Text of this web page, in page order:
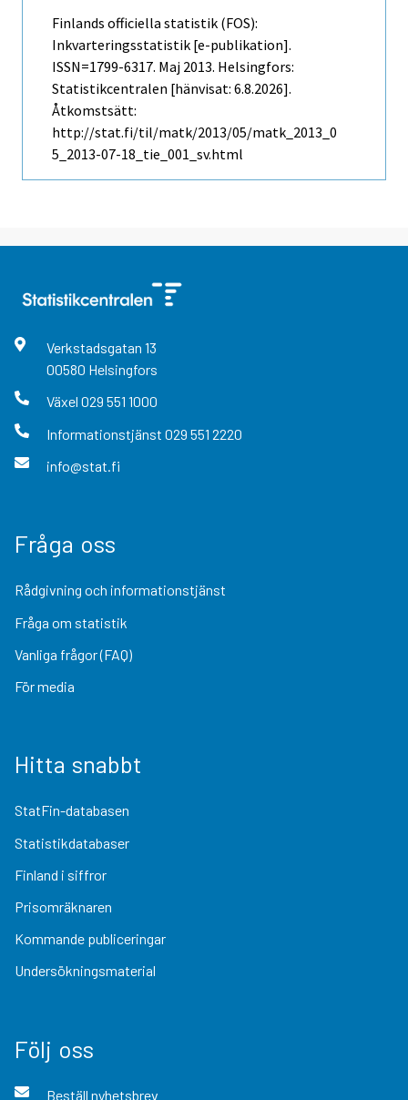
Finlands officiella statistik (FOS):
Inkvarteringsstatistik [e-publikation].
ISSN=1799-6317. Maj 2013. Helsingfors:
Statistikcentralen [hänvisat: 6.8.2026].
Åtkomstsätt:
http://stat.fi/til/matk/2013/05/matk_2013_0
5_2013-07-18_tie_001_sv.html
Verkstadsgatan 13
00580 Helsingfors
Växel 029 551 1000
Informationstjänst 029 551 2220
info@stat.fi
Fråga oss
Rådgivning och informationstjänst
Fråga om statistik
Vanliga frågor (FAQ)
För media
Hitta snabbt
StatFin-databasen
Statistikdatabaser
Finland i siffror
Prisomräknaren
Kommande publiceringar
Undersökningsmaterial
Följ oss
Beställ nyhetsbrev